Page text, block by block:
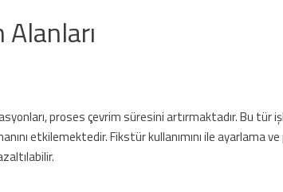
proses çevrim süresini artırmaktadır. Bu tür
etkilemektedir. Fikstür kullanımını ile ayarlama